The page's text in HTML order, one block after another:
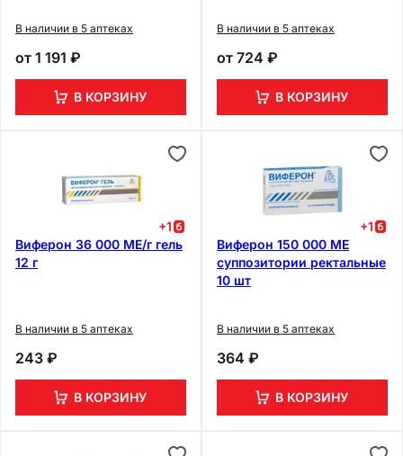
В наличии в 5 аптеках
от 1 191 ₽
В КОРЗИНУ
В наличии в 5 аптеках
от 724 ₽
В КОРЗИНУ
+1
Виферон 36 000 МЕ/г гель
12 г
В наличии в 5 аптеках
243 ₽
В КОРЗИНУ
+1
Виферон 150 000 МЕ
суппозитории ректальные
10 шт
В наличии в 5 аптеках
364 ₽
В КОРЗИНУ